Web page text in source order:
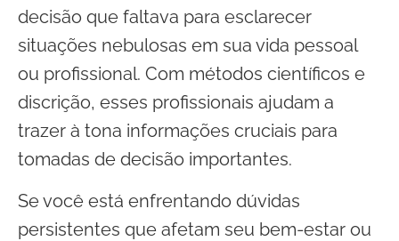
decisão que faltava para esclarecer
situações nebulosas em sua vida pessoal
ou profissional. Com métodos científicos e
discrição, esses profissionais ajudam a
trazer à tona informações cruciais para
tomadas de decisão importantes.
Se você está enfrentando dúvidas
persistentes que afetam seu bem-estar ou